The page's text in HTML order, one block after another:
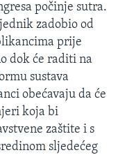
počinje sutra.
zadobio od
prije
dok će raditi na
sustava
obećavaju da će
koja bi
zaštite i s
sljedećeg